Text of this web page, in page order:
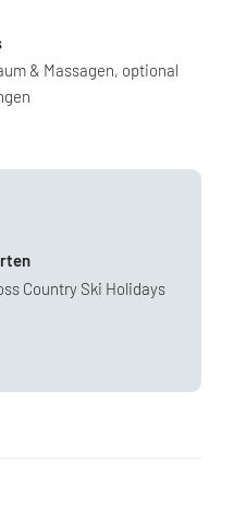
& Massagen, optional
Country Ski Holidays